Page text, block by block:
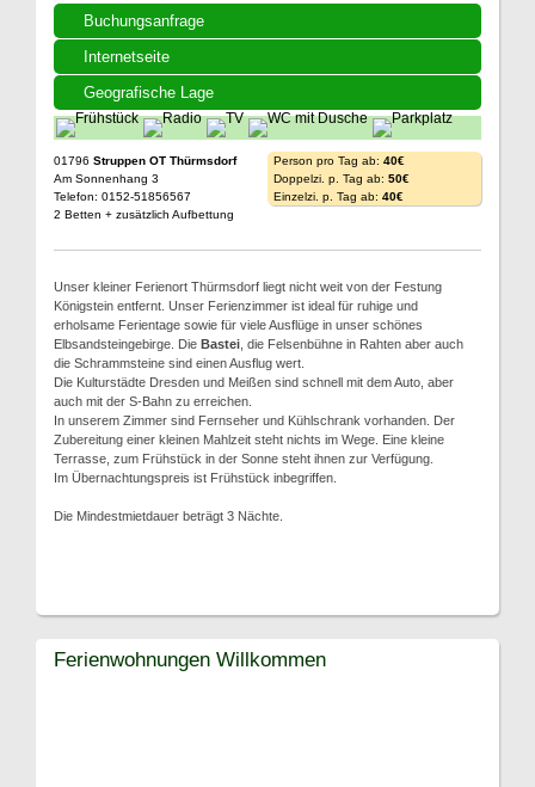
Buchungsanfrage
Internetseite
Geografische Lage
01796 Struppen OT Thürmsdorf
Am Sonnenhang 3
Telefon: 0152-51856567
2 Betten + zusätzlich Aufbettung
Person pro Tag ab: 40€
Doppelzi. p. Tag ab: 50€
Einzelzi. p. Tag ab: 40€
Unser kleiner Ferienort Thürmsdorf liegt nicht weit von der Festung
Königstein entfernt. Unser Ferienzimmer ist ideal für ruhige und
erholsame Ferientage sowie für viele Ausflüge in unser schönes
Elbsandsteingebirge. Die Bastei , die Felsenbühne in Rahten aber auch
die Schrammsteine sind einen Ausflug wert.
Die Kulturstädte Dresden und Meißen sind schnell mit dem Auto, aber
auch mit der S-Bahn zu erreichen.
In unserem Zimmer sind Fernseher und Kühlschrank vorhanden. Der
Zubereitung einer kleinen Mahlzeit steht nichts im Wege. Eine kleine
Terrasse, zum Frühstück in der Sonne steht ihnen zur Verfügung.
Im Übernachtungspreis ist Frühstück inbegriffen.
Die Mindestmietdauer beträgt 3 Nächte.
Ferienwohnungen Willkommen